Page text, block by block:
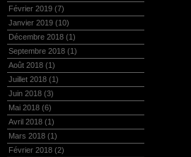
Février 2019 (7)
Janvier 2019 (10)
Décembre 2018 (1)
Septembre 2018 (1)
Août 2018 (1)
Juillet 2018 (1)
Juin 2018 (3)
Mai 2018 (6)
Avril 2018 (1)
Mars 2018 (1)
Février 2018 (2)